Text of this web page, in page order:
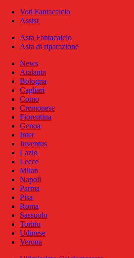
Voti Fantacalcio
Assist
Asta Fantacalcio
Asta di riparazione
News
Atalanta
Bologna
Cagliari
Como
Cremonese
Fiorentina
Genoa
Inter
Juventus
Lazio
Lecce
Milan
Napoli
Parma
Pisa
Roma
Sassuolo
Torino
Udinese
Verona